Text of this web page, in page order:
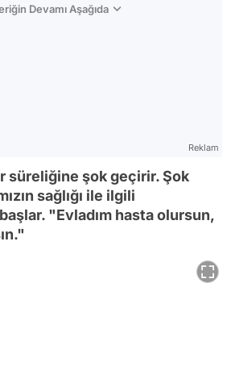
Devamı Aşağıda
Reklam
süreliğine şok geçirir. Şok
sağlığı ile ilgili
"Evladım hasta olursun,